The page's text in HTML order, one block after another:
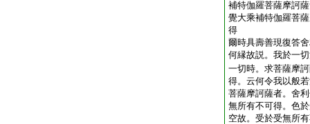
補特伽羅菩薩摩訶
覺大乘補特伽羅菩
得
爾時具壽善現復答
何縁故説。我於一
一切時。求菩薩摩
得。云何令我以般
菩薩摩訶薩者。舍
無所有不可得。色
空故。受於受無所